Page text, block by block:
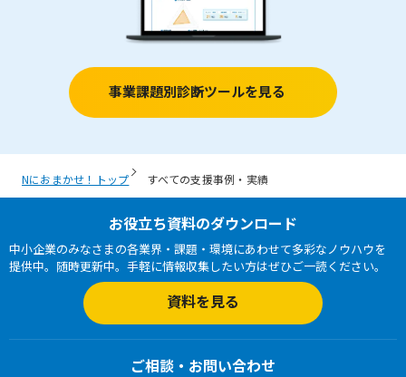
事業課題別診断ツールを見る
お役立ち資料のダウンロード
中小企業のみなさまの各業界・課題・環境にあわせて多彩なノウハウを
提供中。随時更新中。手軽に情報収集したい方はぜひご一読ください。
資料を見る
ご相談・お問い合わせ